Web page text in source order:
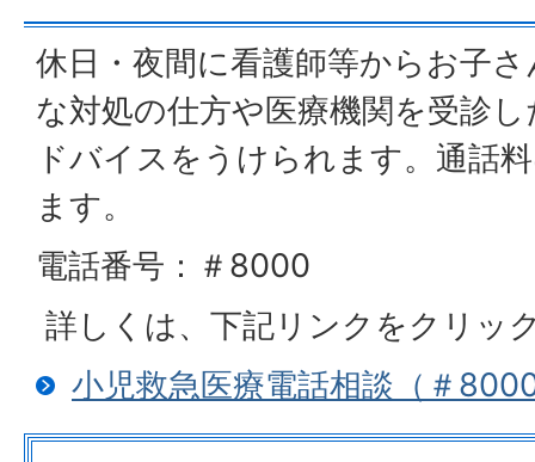
休日・夜間に看護師等からお子
な対処の仕方や医療機関を受診
ドバイスをうけられます。通話
ます。
電話番号：＃8000
詳しくは、下記リンクをクリッ
小児救急医療電話相談（＃